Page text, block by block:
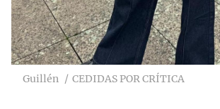
Guillén CEDIDAS POR CRÍTICA